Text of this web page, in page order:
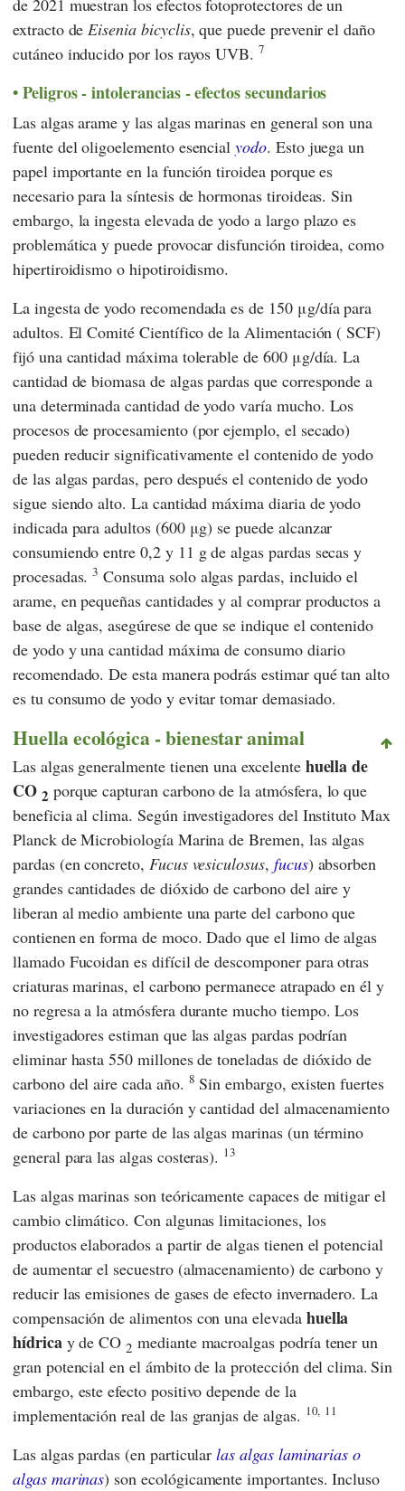
de 2021 muestran los efectos fotoprotectores de un
extracto deEisenia bicyclis, que puede prevenir el daño
cutáneo inducido por los rayos UVB.7
Peligros - intolerancias - efectos secundarios
Las algas arame y las algas marinas en general son una
fuente del oligoelemento esencialyodo. Esto juega un
papel importante en la función tiroidea porque es
necesario para la síntesis de hormonas tiroideas. Sin
embargo, la ingesta elevada de yodo a largo plazo es
problemática y puede provocar disfunción tiroidea, como
hipertiroidismo o hipotiroidismo.
La ingesta de yodo recomendada es de 150 μg/día para
adultos. ElComité Científico de la Alimentación (SCF)
fijó una cantidad máxima tolerable de 600 μg/día. La
cantidad de biomasa de algas pardas que corresponde a
una determinada cantidad de yodo varía mucho. Los
procesos de procesamiento (por ejemplo, el secado)
pueden reducir significativamente el contenido de yodo
de las algas pardas, pero después el contenido de yodo
sigue siendo alto. La cantidad máxima diaria de yodo
indicada para adultos (600 μg) se puede alcanzar
consumiendo entre 0,2 y 11 g de algas pardas secas y
procesadas.3 Consuma solo algas pardas, incluido el
arame, en pequeñas cantidades y al comprar productos a
base de algas, asegúrese de que se indique el contenido
de yodo y una cantidad máxima de consumo diario
recomendado. De esta manera podrás estimar qué tan alto
es tu consumo de yodo y evitar tomar demasiado.
Huella ecológica - bienestar animal
Las algas generalmente tienen una excelente huella de
CO 2 porque capturan carbono de la atmósfera, lo que
beneficia al clima. Según investigadores del Instituto Max
Planck de Microbiología Marina de Bremen, las algas
pardas (en concreto, Fucus vesiculosus, fucus) absorben
grandes cantidades de dióxido de carbono del aire y
liberan al medio ambiente una parte del carbono que
contienen en forma de moco. Dado que el limo de algas
llamado Fucoidan es difícil de descomponer para otras
criaturas marinas, el carbono permanece atrapado en él y
no regresa a la atmósfera durante mucho tiempo. Los
investigadores estiman que las algas pardas podrían
eliminar hasta 550 millones de toneladas de dióxido de
carbono del aire cada año. 8 Sin embargo, existen fuertes
variaciones en la duración y cantidad del almacenamiento
de carbono por parte de las algas marinas (un término
general para las algas costeras). 13
Las algas marinas son teóricamente capaces de mitigar el
cambio climático. Con algunas limitaciones, los
productos elaborados a partir de algas tienen el potencial
de aumentar el secuestro (almacenamiento) de carbono y
reducir las emisiones de gases de efecto invernadero. La
compensación de alimentos con una elevada huella
hídricay de CO2 mediante macroalgas podría tener un
gran potencial en el ámbito de la protección del clima. Sin
embargo, este efecto positivo depende de la
implementación real de las granjas de algas. 10, 11
Las algas pardas (en particularlas algas laminarias o
algas marinas) son ecológicamente importantes. Incluso